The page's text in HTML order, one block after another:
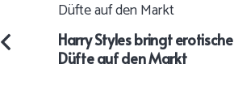
Harry Styles bringt erotische
Düfte auf den Markt